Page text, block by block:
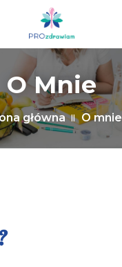
O Mnie
główna O mnie